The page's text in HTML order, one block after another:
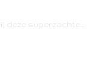
deze superzachte…